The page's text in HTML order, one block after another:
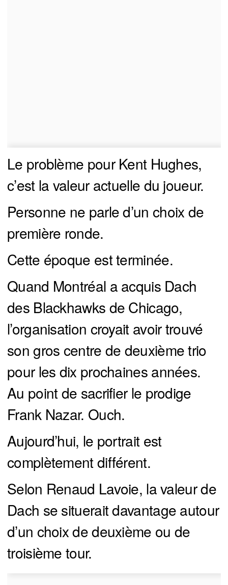
Le problème pour Kent Hughes,
c’est la valeur actuelle du joueur.
Personne ne parle d’un choix de
première ronde.
Cette époque est terminée.
Quand Montréal a acquis Dach
des Blackhawks de Chicago,
l’organisation croyait avoir trouvé
son gros centre de deuxième trio
pour les dix prochaines années.
Au point de sacrifier le prodige
Frank Nazar. Ouch.
Aujourd’hui, le portrait est
complètement différent.
Selon Renaud Lavoie, la valeur de
Dach se situerait davantage autour
d’un choix de deuxième ou de
troisième tour.